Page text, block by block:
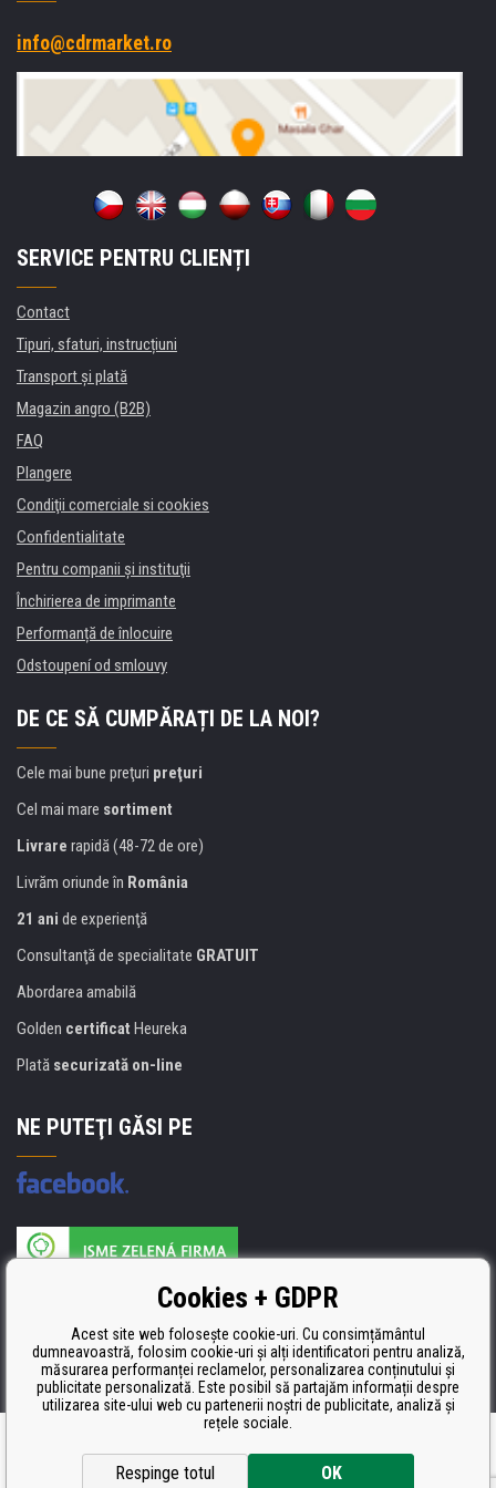
info@cdrmarket.ro
SERVICE PENTRU CLIENȚI
Contact
Tipuri, sfaturi, instrucțiuni
Transport şi plată
Magazin angro (B2B)
FAQ
Plangere
Condiţii comerciale si cookies
Confidentialitate
Pentru companii și instituţii
Închirierea de imprimante
Performanță de înlocuire
Odstoupení od smlouvy
DE CE SĂ CUMPĂRAȚI DE LA NOI?
Cele mai bune preţuri preţuri
Cel mai mare sortiment
Livrare rapidă (48-72 de ore)
Livrăm oriunde în România
21 ani de experienţă
Consultanţă de specialitate GRATUIT
Abordarea amabilă
Golden certificat Heureka
Plată securizată on-line
NE PUTEŢI GĂSI PE
Producătorul umpluturii de rezervă este certificat
ISO 9001, ISO 14001 şi STMC.
Ecommerce solutionsBINARGON.cz
Cookies + GDPR
Acest site web folosește cookie-uri. Cu consimțământul
dumneavoastră, folosim cookie-uri și alți identificatori pentru analiză,
măsurarea performanței reclamelor, personalizarea conținutului și
publicitate personalizată. Este posibil să partajăm informații despre
utilizarea site-ului web cu partenerii noștri de publicitate, analiză și
rețele sociale.
Respinge totul OK